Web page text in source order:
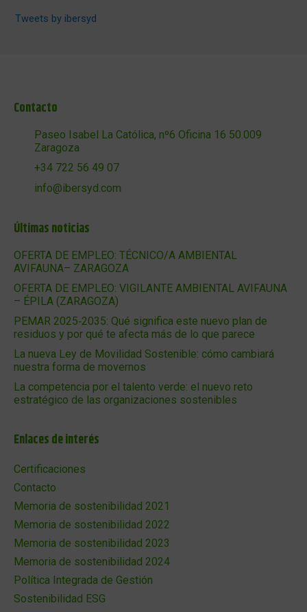
Tweets by ibersyd
Contacto
Paseo Isabel La Católica, nº6 Oficina 16 50.009
Zaragoza
+34 722 56 49 07
info@ibersyd.com
Últimas noticias
OFERTA DE EMPLEO: TÉCNICO/A AMBIENTAL
AVIFAUNA– ZARAGOZA
OFERTA DE EMPLEO: VIGILANTE AMBIENTAL AVIFAUNA
– ÉPILA (ZARAGOZA)
PEMAR 2025‑2035: Qué significa este nuevo plan de
residuos y por qué te afecta más de lo que parece
La nueva Ley de Movilidad Sostenible: cómo cambiará
nuestra forma de movernos
La competencia por el talento verde: el nuevo reto
estratégico de las organizaciones sostenibles
Enlaces de interés
Certificaciones
Contacto
Memoria de sostenibilidad 2021
Memoria de sostenibilidad 2022
Memoria de sostenibilidad 2023
Memoria de sostenibilidad 2024
Política Integrada de Gestión
Sostenibilidad ESG